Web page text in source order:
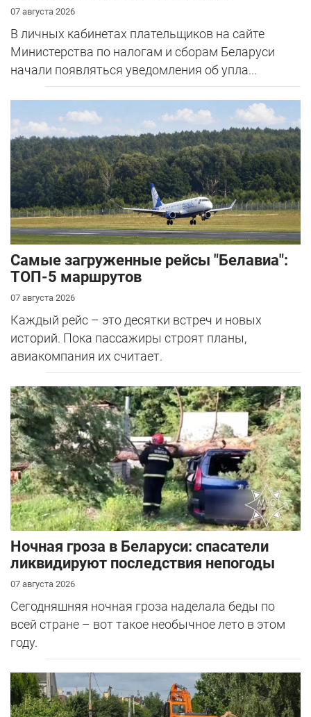
07 августа 2026
В личных кабинетах плательщиков на сайте
Министерства по налогам и сборам Беларуси
начали появляться уведомления об упла...
Самые загруженные рейсы "Белавиа":
ТОП-5 маршрутов
07 августа 2026
Каждый рейс – это десятки встреч и новых
историй. Пока пассажиры строят планы,
авиакомпания их считает.
Ночная гроза в Беларуси: спасатели
ликвидируют последствия непогоды
07 августа 2026
Сегодняшняя ночная гроза наделала беды по
всей стране – вот такое необычное лето в этом
году.